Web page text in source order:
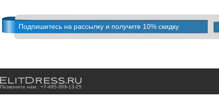
Подпишитесь на рассылку и получите 10% скидку
Позвоните нам : +7-495-369-13-25